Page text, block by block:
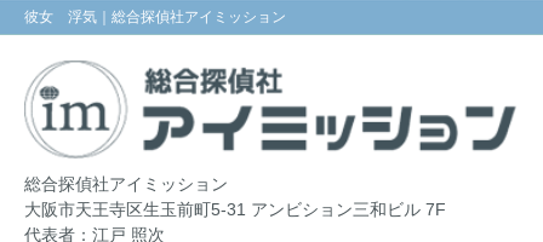
彼女 浮気 ｜総合探偵社アイミッション
総合探偵社アイミッション
大阪市天王寺区生玉前町5-31 アンビション三和ビル 7F
代表者：江戸 照次